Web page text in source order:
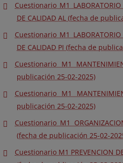
Cuestionario M1
DE CALIDAD AL (fecha de
Cuestionario M1
DE CALIDAD PI (fecha de
Cuestionario M1
publicación 25-02-2025)
Cuestionario M1
publicación 25-02-2025)
Cuestionario M1
(fecha de publicación 25-02-
Cuestionario M1 PREVENCION